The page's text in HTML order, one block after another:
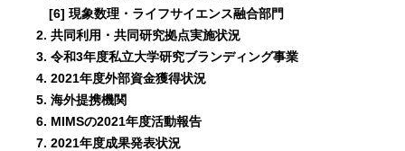
[6] 現象数理・ライフサイエンス融合部門
2. 共同利用・共同研究拠点実施状況
3. 令和3年度私立大学研究ブランディング事業
4. 2021年度外部資金獲得状況
5. 海外提携機関
6. MIMSの2021年度活動報告
7. 2021年度成果発表状況